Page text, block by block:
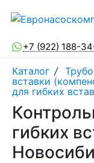
+7 (922) 188-
Каталог /
вставки
для гибких
гибких